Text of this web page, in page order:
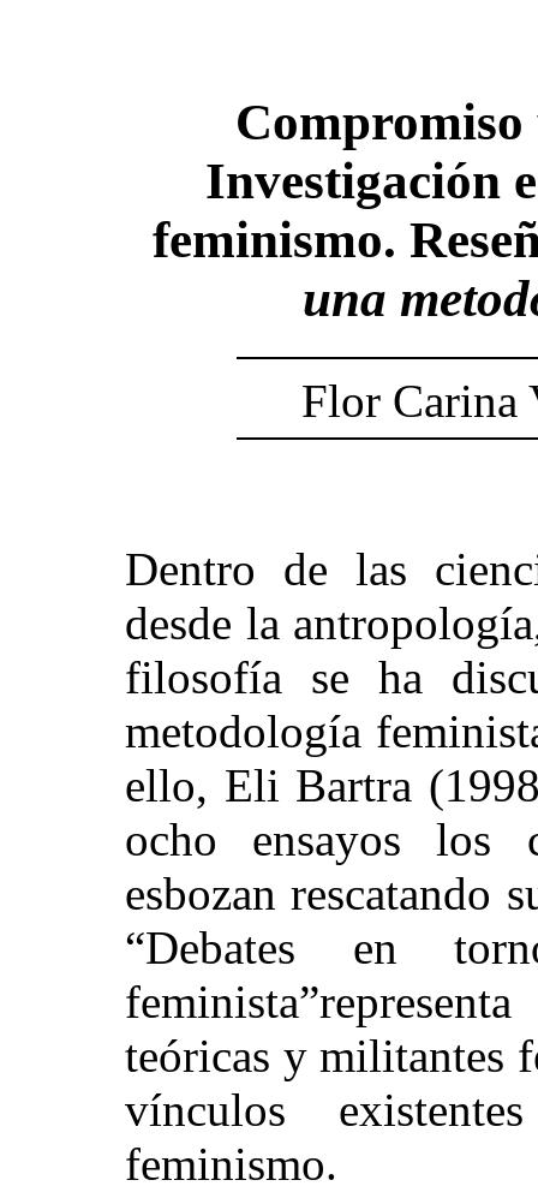
Investigación
feminismo.
una
Flor Carina
Dentro de las
desde la
filosofía se ha
metodología
ello, Eli Bartra
ocho ensayos los
esbozan rescatando
“Debates en
teóricas y militantes
vínculos
feminismo.